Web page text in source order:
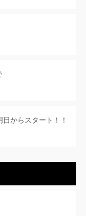
からスタート！！